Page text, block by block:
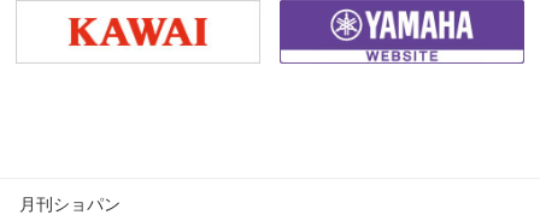
月刊ショパン